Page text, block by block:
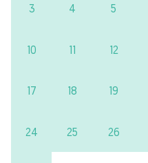
3 4 5
10 11 12
17 18 19
24 25 26